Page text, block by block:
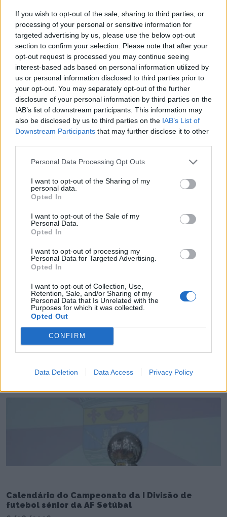
If you wish to opt-out of the sale, sharing to third parties, or
processing of your personal or sensitive information for
targeted advertising by us, please use the below opt-out
section to confirm your selection. Please note that after your
opt-out request is processed you may continue seeing
interest-based ads based on personal information utilized by
us or personal information disclosed to third parties prior to
your opt-out. You may separately opt-out of the further
disclosure of your personal information by third parties on the
IAB’s list of downstream participants. This information may
also be disclosed by us to third parties on the IAB’s List of
Downstream Participants that may further disclose it to other
Personal Data Processing Opt Outs
I want to opt-out of the Sharing of my
personal data.
Opted In
I want to opt-out of the Sale of my
Personal Data.
Opted In
I want to opt-out of processing my
Personal Data for Targeted Advertising.
Opted In
I want to opt-out of Collection, Use,
Retention, Sale, and/or Sharing of my
Personal Data that Is Unrelated with the
Purposes for which it was collected.
Opted Out
CONFIRM
Data Deletion Data Access Privacy Policy
Últimas Notícias
Polícia Judiciária detém cidadão estrangeiro por
pornografia de menores
Estúdio Beat Crew conquista títulos nacionais na
dança urbana
Calendário do Campeonato da I Divisão de
futebol sénior da AF Setúbal